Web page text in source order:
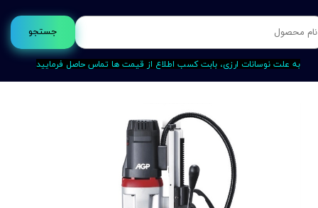
جستجو
به علت نوسانات ارزی، بابت کسب اطلاع از قیمت ها تماس حاصل فرمایید